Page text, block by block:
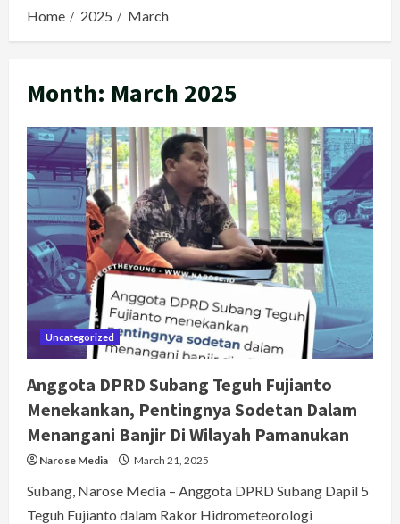
Home 2025 March
Month: March 2025
Uncategorized
Anggota DPRD Subang Teguh Fujianto
Menekankan, Pentingnya Sodetan Dalam
Menangani Banjir Di Wilayah Pamanukan
Narose Media March 21, 2025
Subang, Narose Media – Anggota DPRD Subang Dapil 5
Teguh Fujianto dalam Rakor Hidrometeorologi